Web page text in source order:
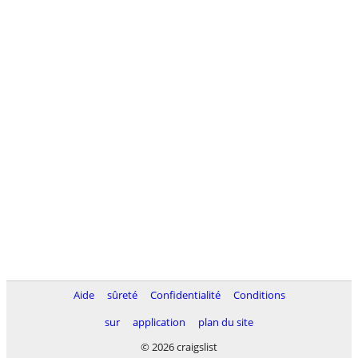
Aide sûreté Confidentialité
Conditions
sur
application
plan du site
© 2026 craigslist